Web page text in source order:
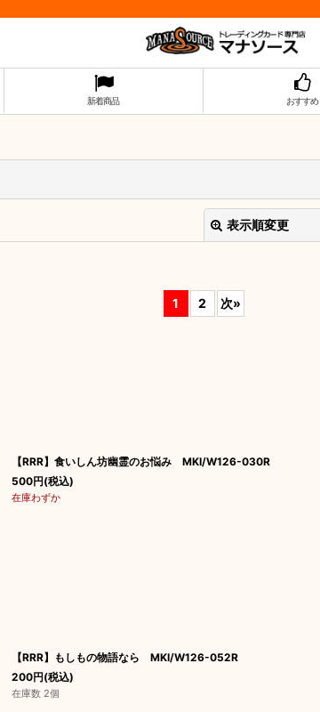
新着商品 おすすめ
表示順変更
1 2 次»
【RRR】食いしん坊幽霊のお悩み MKI/W126-030R
500円(税込)
在庫わずか
【RRR】もしもの物語なら MKI/W126-052R
200円(税込)
在庫数 2個